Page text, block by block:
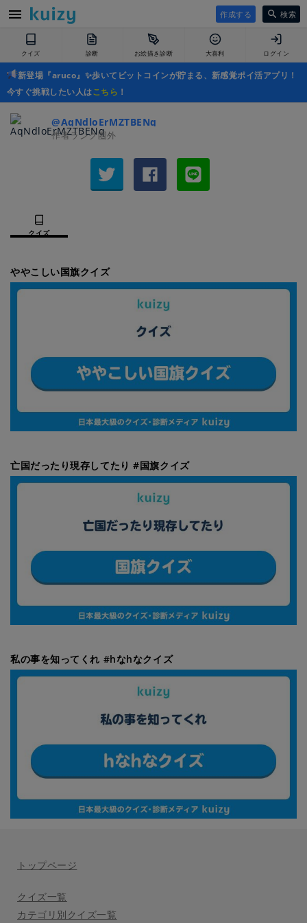
作成する 検索
クイズ 診断 お絵描き診断 大喜利 ログイン
新登場『aruco』✨歩いてビットコインが貯まる、新感覚ポイ活アプリ！
今すぐ挑戦したい人はこちら ！
@AqNdloErMZTBENq
作者ランク圏外
クイズ
ややこしい国旗クイズ
亡国だったり現存してたり #国旗クイズ
私の事を知ってくれ #hなhなクイズ
トップページ
クイズ一覧
カテゴリ別クイズ一覧